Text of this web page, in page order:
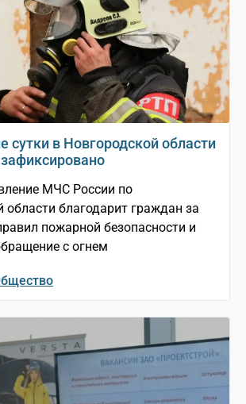
сутки в Новгородской области
МЧС России по
области благодарит граждан за
пожарной безопасности и
с огнем